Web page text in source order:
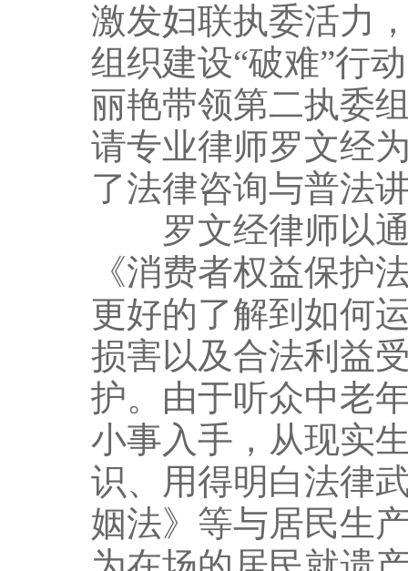
激发妇联执委活力
组织建设“破难”行
丽艳带领第二执委
请专业律师罗文经
了法律咨询与普法
罗文经律师以通
《消费者权益保护
更好的了解到如何
损害以及合法利益
护。由于听众中老
小事入手，从现实
识、用得明白法律
姻法》等与居民生